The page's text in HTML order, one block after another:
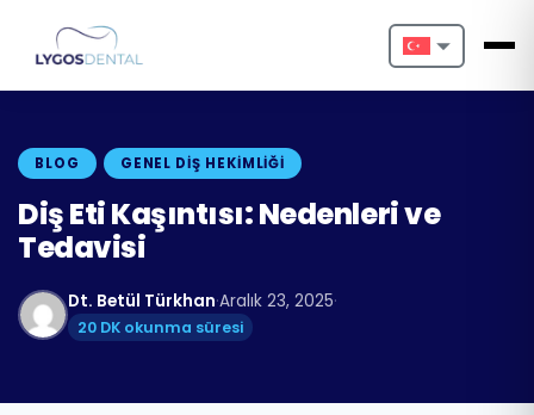
Nederlands
Français
BLOG GENEL DIŞ HEKIMLIĞI
Diş Eti Kaşıntısı: Nedenleri ve
Tedavisi
Dt. Betül Türkhan·Aralık 23, 2025·
20 DK okunma süresi